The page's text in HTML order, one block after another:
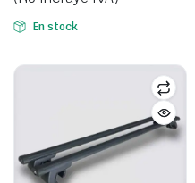
$520,00.
$460,00.
En stock